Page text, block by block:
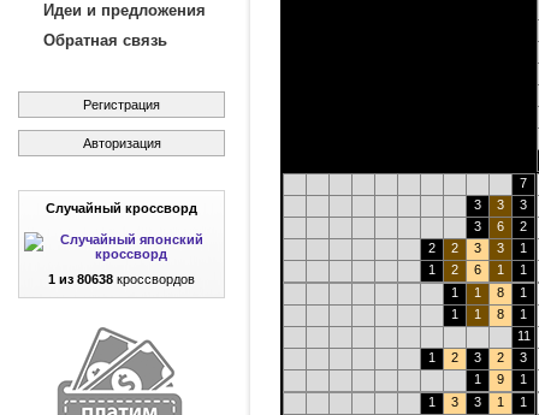
Идеи и предложения
Обратная связь
Регистрация
Авторизация
Случайный кроссворд
1 из 80638 кроссвордов
7
3
3
3
3
6
2
2
2 3 3
1
1
2 6 1
1
1
1 8
1
1
1 8
1
11
1
2 3 2
3
1
9
1
1
3 3 1
1